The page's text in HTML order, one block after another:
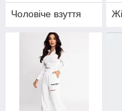
Чоловіче взуття